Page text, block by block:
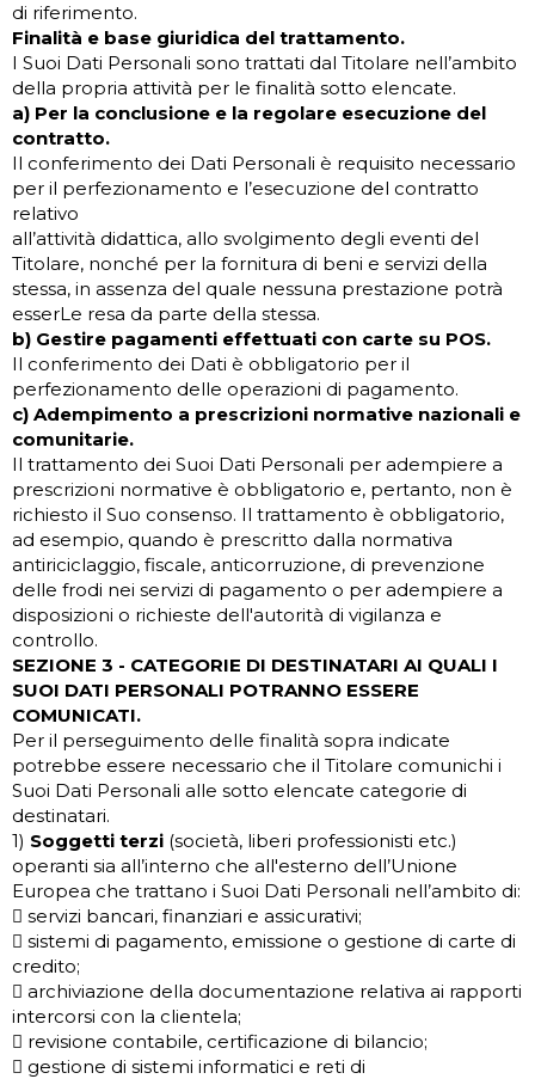
di riferimento.
Finalità e base giuridica del trattamento.
I Suoi Dati Personali sono trattati dal Titolare nell’ambito
della propria attività per le finalità sotto elencate.
a) Per la conclusione e la regolare esecuzione del
contratto.
Il conferimento dei Dati Personali è requisito necessario
per il perfezionamento e l’esecuzione del contratto
relativo
all’attività didattica, allo svolgimento degli eventi del
Titolare, nonché per la fornitura di beni e servizi della
stessa, in assenza del quale nessuna prestazione potrà
esserLe resa da parte della stessa.
b) Gestire pagamenti effettuati con carte su POS.
Il conferimento dei Dati è obbligatorio per il
perfezionamento delle operazioni di pagamento.
c) Adempimento a prescrizioni normative nazionali e
comunitarie.
Il trattamento dei Suoi Dati Personali per adempiere a
prescrizioni normative è obbligatorio e, pertanto, non è
richiesto il Suo consenso. Il trattamento è obbligatorio,
ad esempio, quando è prescritto dalla normativa
antiriciclaggio, fiscale, anticorruzione, di prevenzione
delle frodi nei servizi di pagamento o per adempiere a
disposizioni o richieste dell'autorità di vigilanza e
controllo.
SEZIONE 3 - CATEGORIE DI DESTINATARI AI QUALI I
SUOI DATI PERSONALI POTRANNO ESSERE
COMUNICATI.
Per il perseguimento delle finalità sopra indicate
potrebbe essere necessario che il Titolare comunichi i
Suoi Dati Personali alle sotto elencate categorie di
destinatari.
1) Soggetti terzi (società, liberi professionisti etc.)
operanti sia all’interno che all'esterno dell’Unione
Europea che trattano i Suoi Dati Personali nell’ambito di:
 servizi bancari, finanziari e assicurativi;
 sistemi di pagamento, emissione o gestione di carte di
credito;
 archiviazione della documentazione relativa ai rapporti
intercorsi con la clientela;
 revisione contabile, certificazione di bilancio;
 gestione di sistemi informatici e reti di